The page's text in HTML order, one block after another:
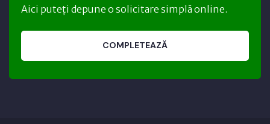
Aici puteți depune o solicitare simplă online.
COMPLETEAZĂ